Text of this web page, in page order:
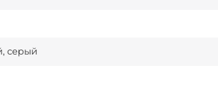
серый